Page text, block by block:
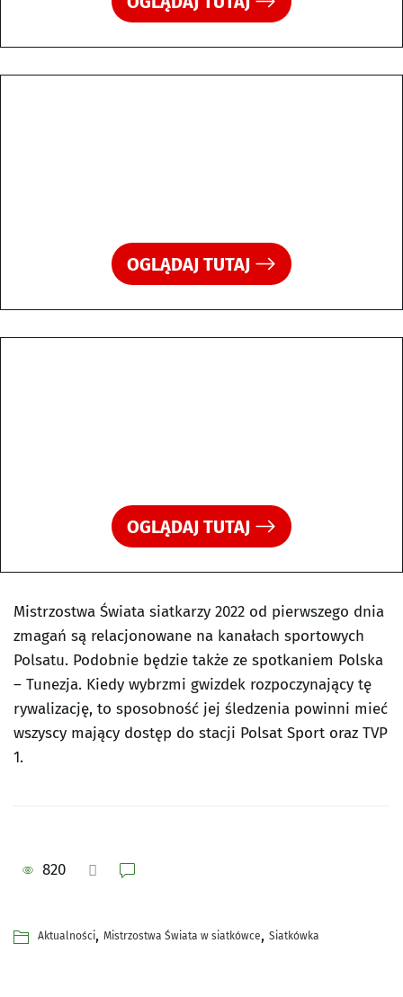
OGLĄDAJ TUTAJ
OGLĄDAJ TUTAJ
Mistrzostwa Świata siatkarzy 2022 od pierwszego dnia
zmagań są relacjonowane na kanałach sportowych
Polsatu. Podobnie będzie także ze spotkaniem Polska
– Tunezja. Kiedy wybrzmi gwizdek rozpoczynający tę
rywalizację, to sposobność jej śledzenia powinni mieć
wszyscy mający dostęp do stacji Polsat Sport oraz TVP
1.
820
Aktualności, Mistrzostwa Świata w siatkówce, Siatkówka